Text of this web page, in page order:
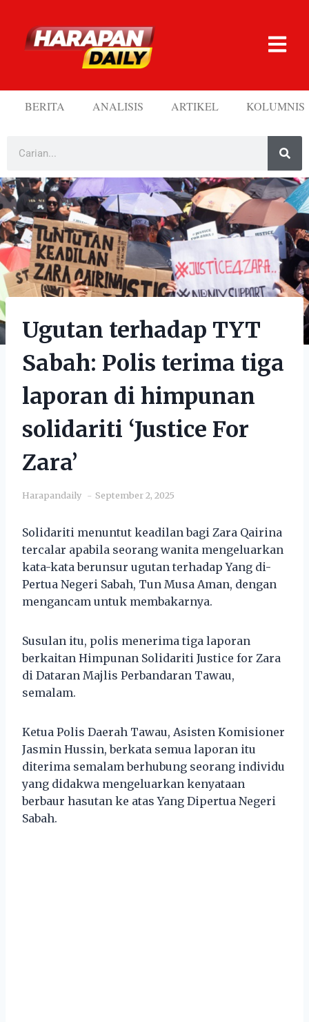
BERITA ANALISIS ARTIKEL KOLUMNIS
Ugutan terhadap TYT
Sabah: Polis terima tiga
laporan di himpunan
solidariti ‘Justice For
Zara’
Harapandaily September 2, 2025
Solidariti menuntut keadilan bagi Zara Qairina
tercalar apabila seorang wanita mengeluarkan
kata-kata berunsur ugutan terhadap Yang di-
Pertua Negeri Sabah, Tun Musa Aman, dengan
mengancam untuk membakarnya.
Susulan itu, polis menerima tiga laporan
berkaitan Himpunan Solidariti Justice for Zara
di Dataran Majlis Perbandaran Tawau,
semalam.
Ketua Polis Daerah Tawau, Asisten Komisioner
Jasmin Hussin, berkata semua laporan itu
diterima semalam berhubung seorang individu
yang didakwa mengeluarkan kenyataan
berbaur hasutan ke atas Yang Dipertua Negeri
Sabah.